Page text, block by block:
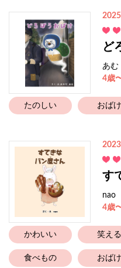
ど
あむ
4歳
たのしい おばけ
す
nao
4歳
かわいい 笑える
食べもの おばけ